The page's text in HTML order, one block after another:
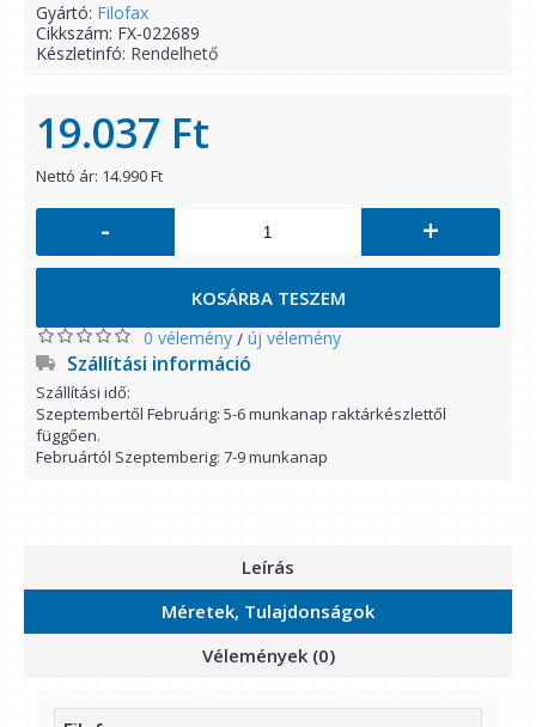
Gyártó: Filofax
Cikkszám: FX-022689
Készletinfó: Rendelhető
19.037 Ft
Nettó ár: 14.990 Ft
- +
KOSÁRBA TESZEM
0 vélemény / új vélemény
Szállítási információ
Szállítási idő:
Szeptembertől Februárig: 5-6 munkanap raktárkészlettől
függően.
Februártól Szeptemberig: 7-9 munkanap
Leírás
Méretek, Tulajdonságok
Vélemények (0)